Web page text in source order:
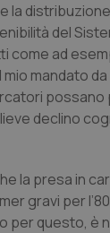
&
la
del
come ad
mandato
possano
declino
la presa in
gravi per
per questo, è